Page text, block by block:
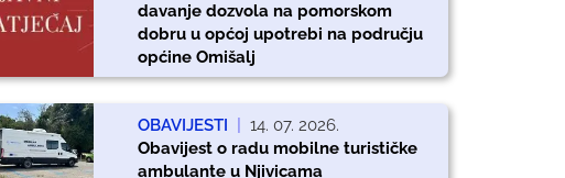
davanje dozvola na pomorskom
dobru u općoj upotrebi na području
općine Omišalj
OBAVIJESTI
14. 07. 2026.
Obavijest o radu mobilne turističke
ambulante u Njivicama